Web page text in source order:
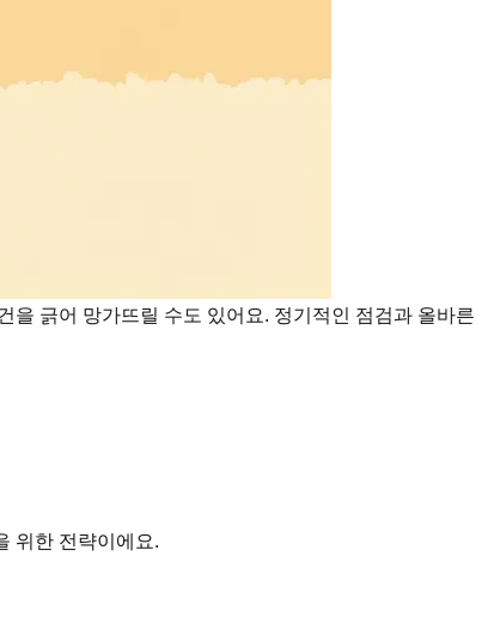
을 긁어 망가뜨릴 수도 있어요. 정기적인 점검과 올바른
위한 전략이에요.